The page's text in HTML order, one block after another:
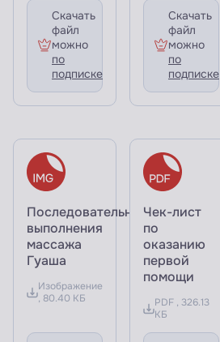
Скачать
файл
можно
по
подписке
Скачать
файл
можно
по
подписке
Последовательность
выполнения
массажа
Гуаша
Изображение
, 80.40 КБ
Чек-лист
по
оказанию
первой
помощи
PDF , 326.13
КБ